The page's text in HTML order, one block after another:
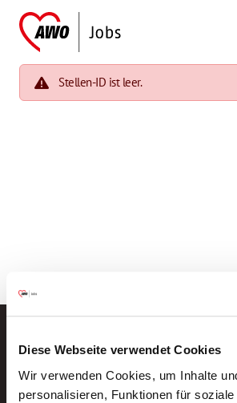
Diese Webseite verwendet Cookies
Wir verwenden Cookies, um Inhalte
personalisieren, Funktionen für
Stellen-ID ist leer.
Neue Stellen per